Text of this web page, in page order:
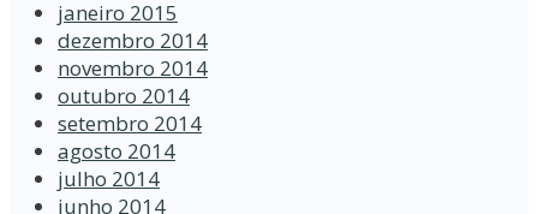
janeiro 2015
dezembro 2014
novembro 2014
outubro 2014
setembro 2014
agosto 2014
julho 2014
junho 2014